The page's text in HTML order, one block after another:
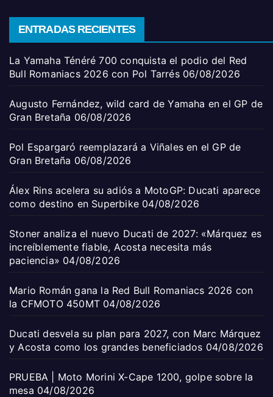
ENTRADAS RECIENTES
La Yamaha Ténéré 700 conquista el podio del Red
Bull Romaniacs 2026 con Pol Tarrés 06/08/2026
Augusto Fernández, wild card de Yamaha en el GP de
Gran Bretaña 06/08/2026
Pol Espargaró reemplazará a Viñales en el GP de
Gran Bretaña 06/08/2026
Álex Rins acelera su adiós a MotoGP: Ducati aparece
como destino en Superbike 04/08/2026
Stoner analiza el nuevo Ducati de 2027: «Márquez es
increíblemente fiable, Acosta necesita más
paciencia» 04/08/2026
Mario Román gana la Red Bull Romaniacs 2026 con
la CFMOTO 450MT 04/08/2026
Ducati desvela su plan para 2027, con Marc Márquez
y Acosta como los grandes beneficiados 04/08/2026
PRUEBA | Moto Morini X-Cape 1200, golpe sobre la
mesa 04/08/2026